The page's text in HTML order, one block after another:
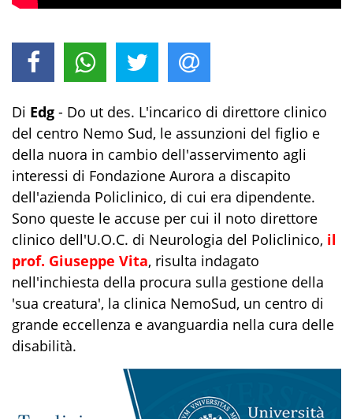
Di Edg - Do ut des. L'incarico di direttore clinico
del centro Nemo Sud, le assunzioni del figlio e
della nuora in cambio dell'asservimento agli
interessi di Fondazione Aurora a discapito
dell'azienda Policlinico, di cui era dipendente.
Sono queste le accuse per cui il noto direttore
clinico dell'U.O.C. di Neurologia del Policlinico, il
prof. Giuseppe Vita, risulta indagato
nell'inchiesta della procura sulla gestione della
'sua creatura', la clinica NemoSud, un centro di
grande eccellenza e avanguardia nella cura delle
disabilità.